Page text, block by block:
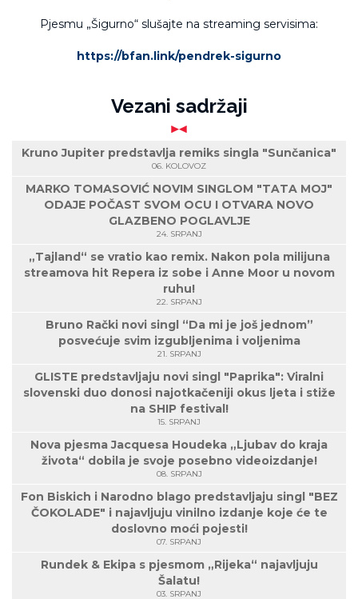
Pjesmu „Šigurno“ slušajte na streaming servisima:
https://bfan.link/pendrek-sigurno
Vezani sadržaji
Kruno Jupiter predstavlja remiks singla "Sunčanica"
06. KOLOVOZ
MARKO TOMASOVIĆ NOVIM SINGLOM "TATA MOJ"
ODAJE POČAST SVOM OCU I OTVARA NOVO
GLAZBENO POGLAVLJE
24. SRPANJ
„Tajland“ se vratio kao remix. Nakon pola milijuna
streamova hit Repera iz sobe i Anne Moor u novom
ruhu!
22. SRPANJ
Bruno Rački novi singl “Da mi je još jednom”
posvećuje svim izgubljenima i voljenima
21. SRPANJ
GLISTE predstavljaju novi singl "Paprika": Viralni
slovenski duo donosi najotkačeniji okus ljeta i stiže
na SHIP festival!
15. SRPANJ
Nova pjesma Jacquesa Houdeka „Ljubav do kraja
života“ dobila je svoje posebno videoizdanje!
08. SRPANJ
Fon Biskich i Narodno blago predstavljaju singl "BEZ
ČOKOLADE" i najavljuju vinilno izdanje koje će te
doslovno moći pojesti!
07. SRPANJ
Rundek & Ekipa s pjesmom „Rijeka“ najavljuju
Šalatu!
03. SRPANJ